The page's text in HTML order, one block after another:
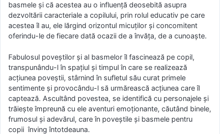
basmele și că acestea au o influență deosebită asupra
dezvoltării caracteriale a copilului, prin rolul educativ pe care
acestea îl au, ele lărgind orizontul micuților și concomitent
oferindu-le de fiecare dată ocazii de a învăța, de a cunoaște.
Fabulosul poveștilor și al basmelor îl fascinează pe copil,
transpunându-l în spațiul și timpul în care se realizează
acțiunea poveștii, stârnind în sufletul său curat primele
sentimente și provocându-l să urmărească acțiunea care îl
captează. Ascultând povestea, se identifică cu personajele și
trăiește împreună cu ele aventuri emoționante, căutând binele,
frumosul și adevărul, care în poveștile și basmele pentru
copii înving întotdeauna.